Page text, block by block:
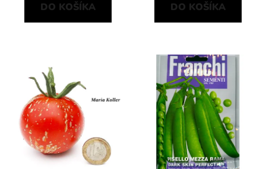
DO KOŠÍKA DO KOŠÍKA